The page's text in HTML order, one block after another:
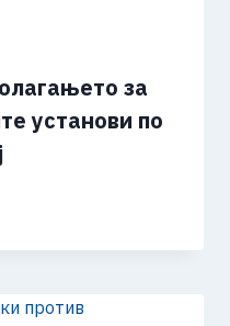
за
установи по